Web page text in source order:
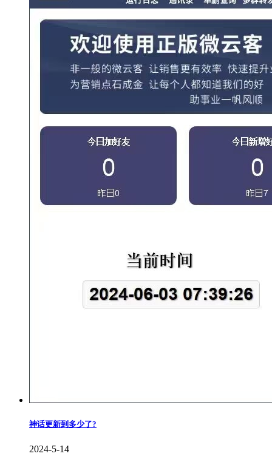
神话更新到多少了?
2024-5-14